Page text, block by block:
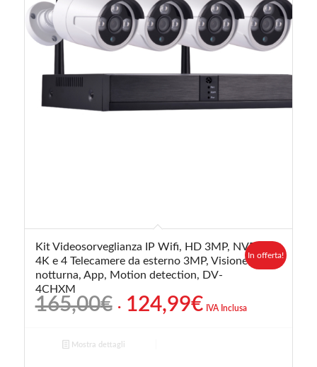
Kit Videosorveglianza IP Wifi, HD 3MP, NVR
4K e 4 Telecamere da esterno 3MP, Visione
notturna, App, Motion detection, DV-
4CHXM
165,00€ Il
prezzo
originale
era:
124,99€IlIVA Inclusa
In offerta!
Mostra dettagli